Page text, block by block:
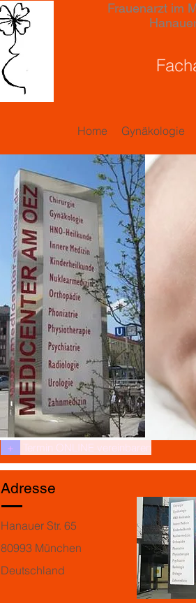
Frauenarzt im
Hanauer Str.
Home Gynäkologie
+ Termin ONLINE vereinbaren
Adresse
Hanauer Str. 65
80993 München
Deutschland